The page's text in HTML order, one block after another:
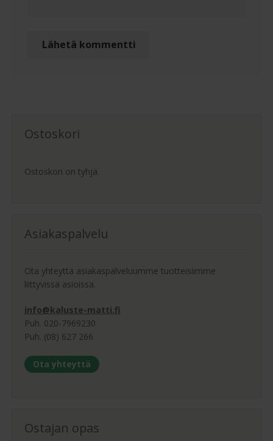
Ostoskori
Ostoskori on tyhjä.
Asiakaspalvelu
Ota yhteyttä asiakaspalveluumme tuotteisiimme
liittyvissä asioissa.
info@kaluste-matti.fi
Puh. 020-7969230
Puh. (08) 627 266
Ota yhteyttä
Ostajan opas